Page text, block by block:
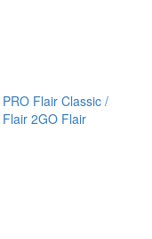
Flair Classic /
Flair 2GO Flair